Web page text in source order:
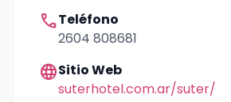
callTeléfono
2604 808681
languageSitio Web
suterhotel.com.ar/suter/